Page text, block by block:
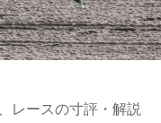
レースの寸評・解説